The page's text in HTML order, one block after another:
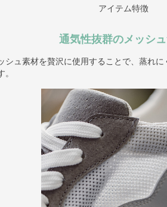
アイテム特徴
通気性抜群のメッシ
シュ素材を贅沢に使用することで、蒸れ